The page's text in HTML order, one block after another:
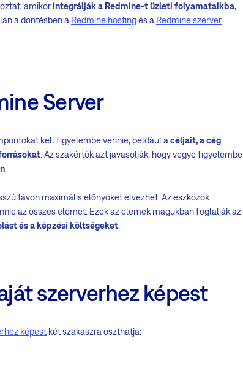
amikorintegrálják a Redmine-t üzleti folyamataikba,
a döntésben a Redmine hostingés a Redmine szerver
Server
kell figyelembe vennie, például a céljait, a cég
. Az szakértők azt javasolják, hogy vegye figyelembe
.
távon maximális előnyöket élvezhet. Az eszközök
az összes elemet. Ezek az elemek magukban foglalják az
és a képzési költségeket.
szerverhez képest
képestkét szakaszra oszthatja: